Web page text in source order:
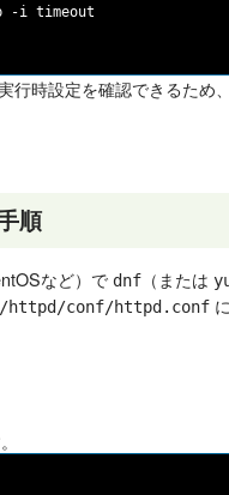
-i timeout
行時設定を確認できるため
順
など）で dnf （または
httpd/conf/httpd.conf